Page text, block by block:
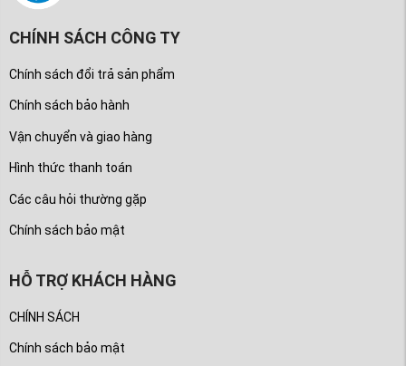
CHÍNH SÁCH CÔNG TY
Chính sách đổi trả sản phẩm
Chính sách bảo hành
Vận chuyển và giao hàng
Hình thức thanh toán
Các câu hỏi thường gặp
Chính sách bảo mật
HỖ TRỢ KHÁCH HÀNG
CHÍNH SÁCH
Chính sách bảo mật